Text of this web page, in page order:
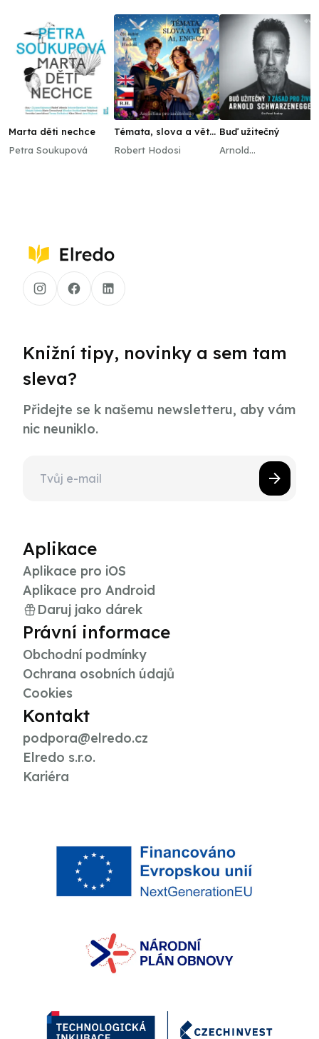
Marta děti nechce
Petra Soukupová
Témata, slova a věty
Robert Hodosi
Buď užitečný
Arnold
Knižní tipy, novinky a sem tam
sleva?
Přidejte se k našemu newsletteru, aby vám
nic neuniklo.
Aplikace
Aplikace pro iOS
Aplikace pro Android
Daruj jako dárek
Právní informace
Obchodní podmínky
Ochrana osobních údajů
Cookies
Kontakt
podpora@elredo.cz
Elredo s.r.o.
Kariéra